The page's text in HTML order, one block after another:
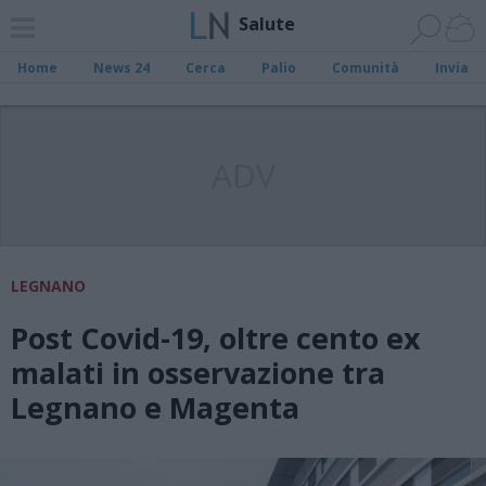
Salute
Home News 24 Cerca Palio Comunità Invia
LEGNANO
Post Covid-19, oltre cento ex
malati in osservazione tra
Legnano e Magenta